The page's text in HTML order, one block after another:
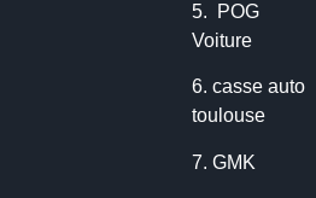
5. POG
Voiture
6.casse auto
toulouse
7.GMK